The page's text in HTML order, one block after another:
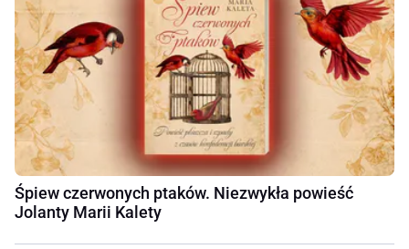
Śpiew czerwonych ptaków. Niezwykła powieść
Jolanty Marii Kalety